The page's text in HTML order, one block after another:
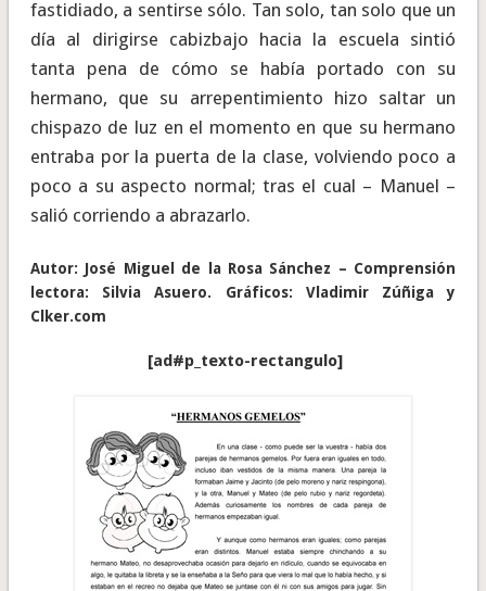
fastidiado, a sentirse sólo. Tan solo, tan solo que un
día al dirigirse cabizbajo hacia la escuela sintió
tanta pena de cómo se había portado con su
hermano, que su arrepentimiento hizo saltar un
chispazo de luz en el momento en que su hermano
entraba por la puerta de la clase, volviendo poco a
poco a su aspecto normal; tras el cual – Manuel –
salió corriendo a abrazarlo.
Autor: José Miguel de la Rosa Sánchez – Comprensión
lectora: Silvia Asuero. Gráficos: Vladimir Zúñiga y
Clker.com
[ad#p_texto-rectangulo]